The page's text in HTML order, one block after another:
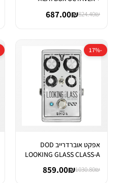
824.40₪
687.00₪
-17%
אפקט אוברדרייב DOD
LOOKING GLASS CLASS-A
1030.80₪
859.00₪